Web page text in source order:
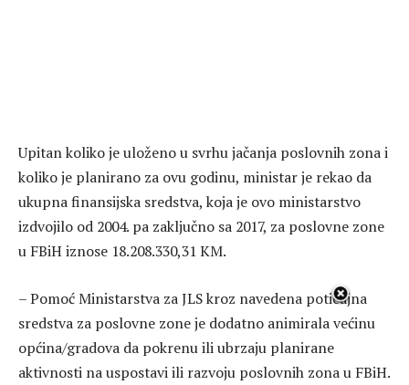
Upitan koliko je uloženo u svrhu jačanja poslovnih zona i
koliko je planirano za ovu godinu, ministar je rekao da
ukupna finansijska sredstva, koja je ovo ministarstvo
izdvojilo od 2004. pa zaključno sa 2017, za poslovne zone
u FBiH iznose 18.208.330,31 KM.
– Pomoć Ministarstva za JLS kroz navedena poticajna
sredstva za poslovne zone je dodatno animirala većinu
općina/gradova da pokrenu ili ubrzaju planirane
aktivnosti na uspostavi ili razvoju poslovnih zona u FBiH.